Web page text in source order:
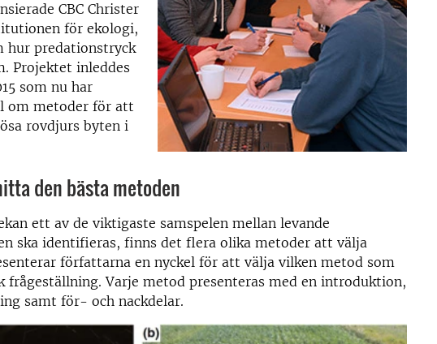
CBC Christer
för ekologi,
hur predationstryck
Projektet inleddes
som nu har
om metoder för att
rovdjurs byten i
den bästa metoden
ett av de viktigaste samspelen mellan levande
ska identifieras, finns det flera olika metoder att välja
författarna en nyckel för att välja vilken metod som
frågeställning. Varje metod presenteras med en introduktion,
samt för- och nackdelar.